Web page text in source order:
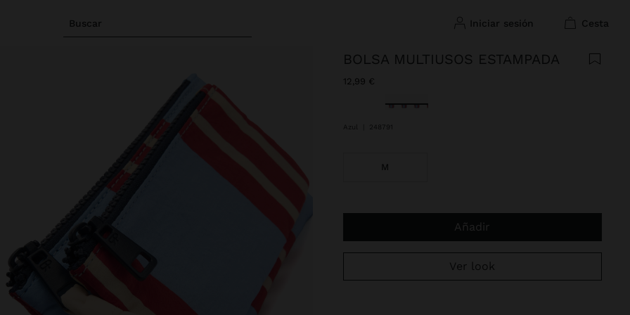
Buscar iniciar sesión cesta
BOLSA MULTIUSOS ESTAMPADA
12,99 €
Seleccionado
248791
M
Añadir
Ver look